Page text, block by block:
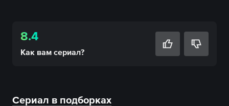
8.4
Как вам сериал?
Сериал в подборках